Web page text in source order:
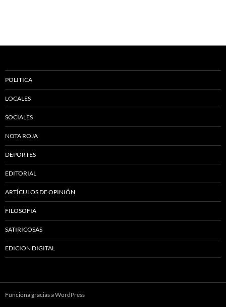
POLITICA
LOCALES
SOCIALES
NOTA ROJA
DEPORTES
EDITORIAL
ARTÍCULOS DE OPINIÓN
FILOSOFIA
SATIRICOSAS
EDICION DIGITAL
Funciona gracias a WordPress